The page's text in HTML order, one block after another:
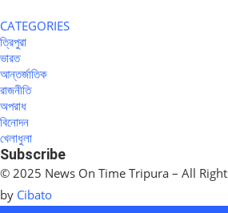
CATEGORIES
ত্রিপুরা
ভারত
আন্তর্জাতিক
রাজনীতি
অপরাধ
বিনোদন
খেলাধুলা
Subscribe
© 2025 News On Time Tripura – All
by Cibato